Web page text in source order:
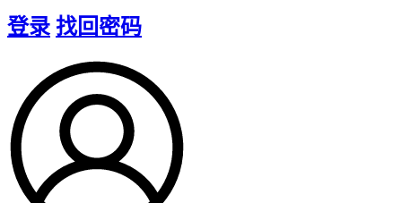
登录 找回密码